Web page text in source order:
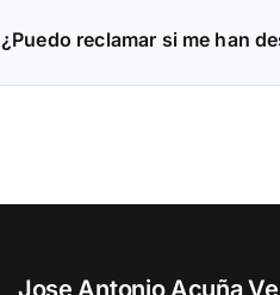
¿Puedo reclamar si me han
Jose Antonio Acuña